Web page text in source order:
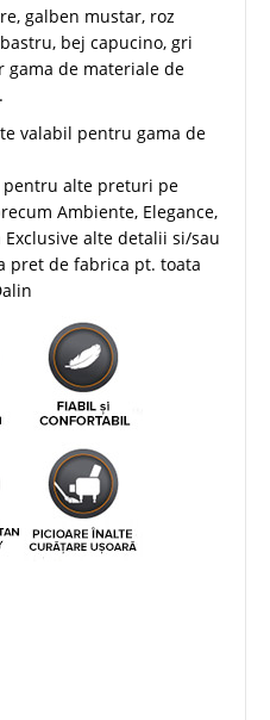
galben mustar, roz
bej capucino, gri
gama de materiale de
valabil pentru gama de
pentru alte preturi pe
Ambiente, Elegance,
Exclusive alte detalii si/sau
pret de fabrica pt. toata